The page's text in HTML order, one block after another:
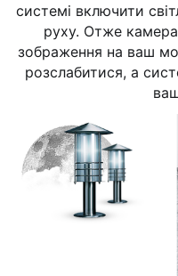
системі включити
руху. Отже
зображення на ваш
розслабитися, а